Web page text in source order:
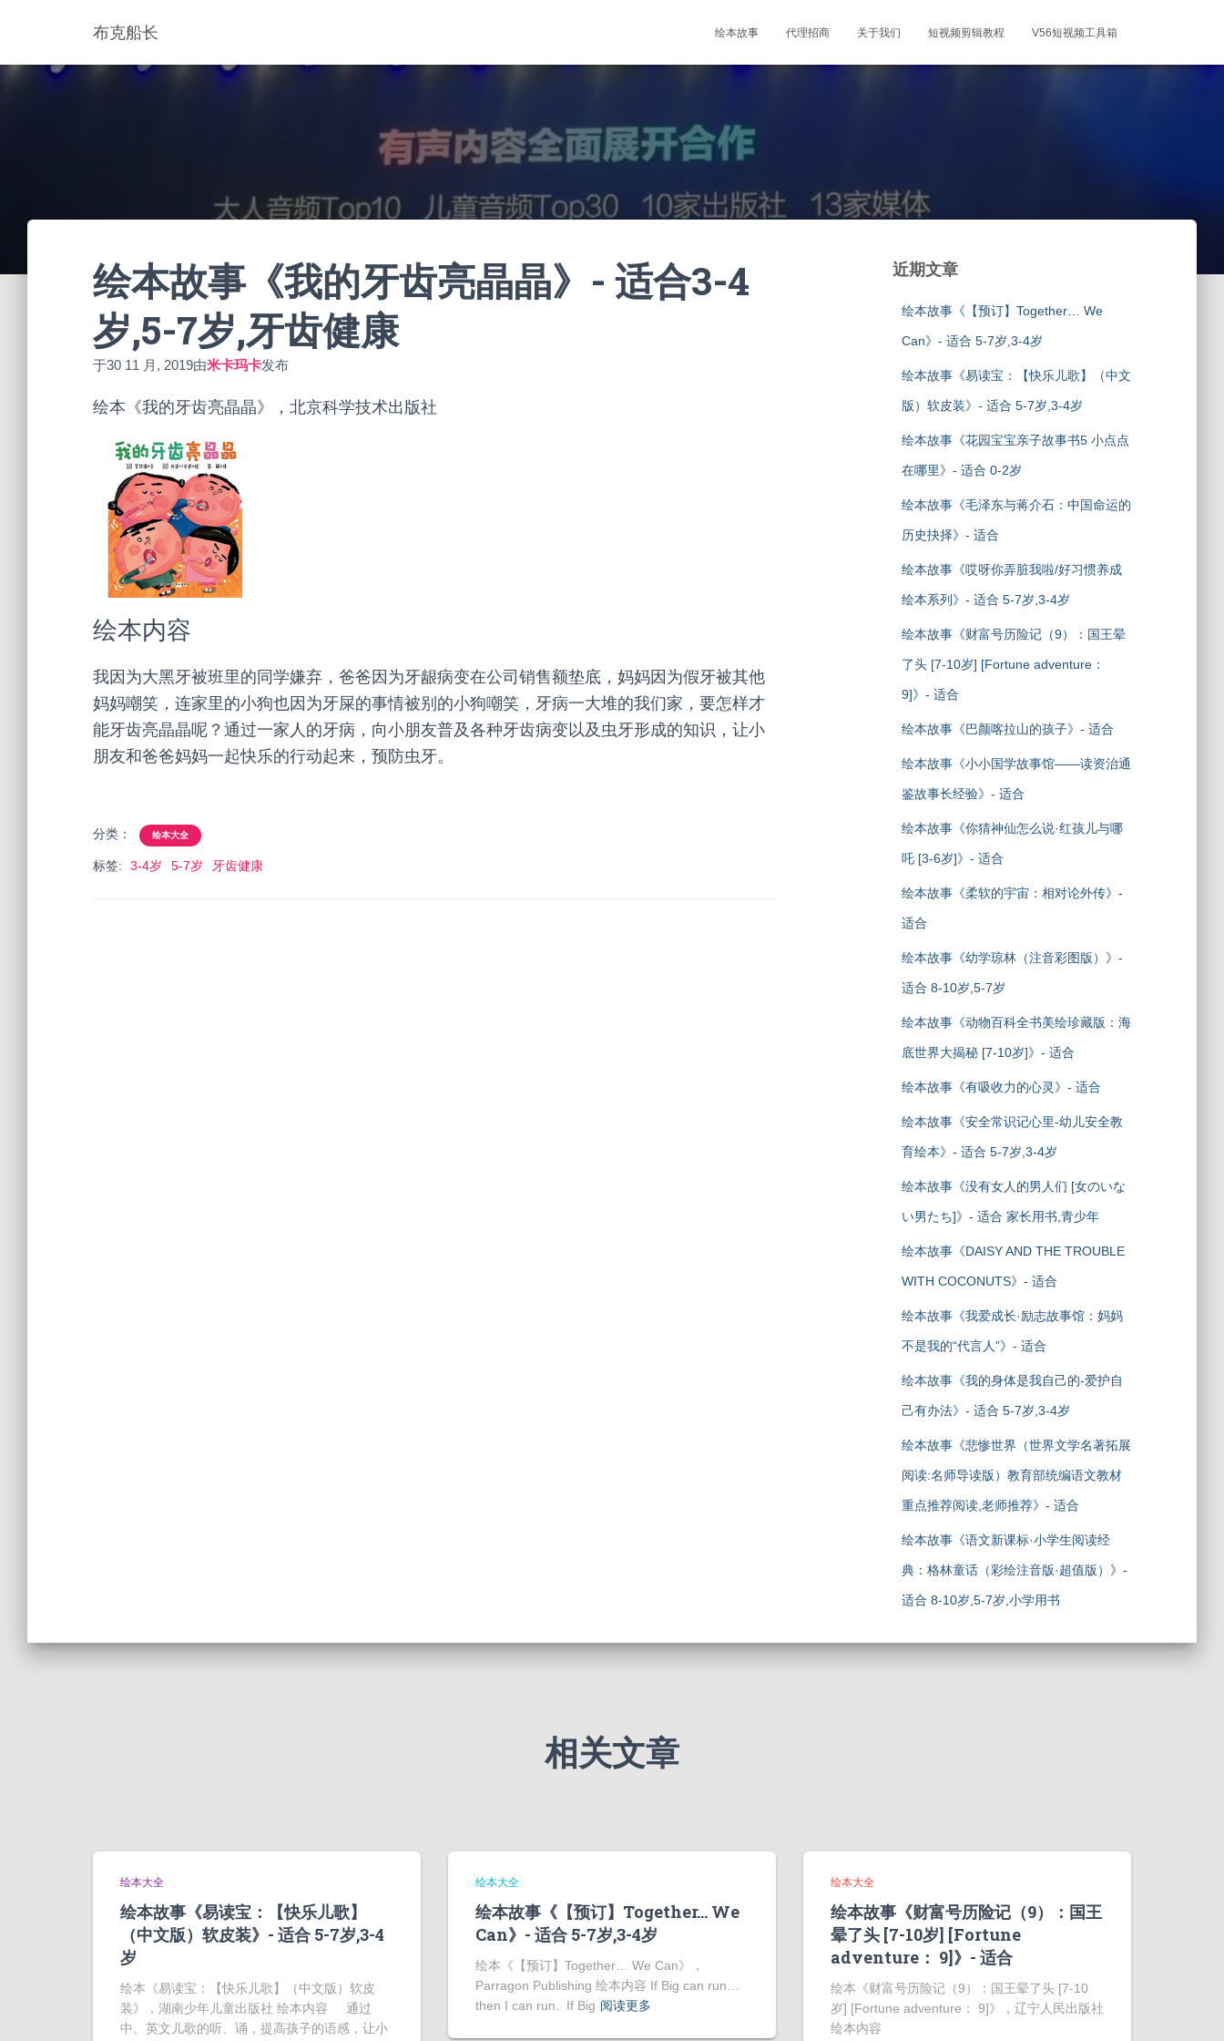
布克船长 绘本故事 代理招商 关于我们 短视频剪辑教程 V56短视频工具箱
绘本故事《我的牙齿亮晶晶》- 适合3-4
岁,5-7岁,牙齿健康
于30 11 月, 2019由米卡玛卡发布
绘本《我的牙齿亮晶晶》，北京科学技术出版社
绘本内容
我因为大黑牙被班里的同学嫌弃，爸爸因为牙龈病变在公司销售额垫底，妈妈因为假牙被其他
妈妈嘲笑，连家里的小狗也因为牙屎的事情被别的小狗嘲笑，牙病一大堆的我们家，要怎样才
能牙齿亮晶晶呢？通过一家人的牙病，向小朋友普及各种牙齿病变以及虫牙形成的知识，让小
朋友和爸爸妈妈一起快乐的行动起来，预防虫牙。
分类： 绘本大全
标签: 3-4岁 5-7岁 牙齿健康
近期文章
绘本故事《【预订】Together… We
Can》- 适合 5-7岁,3-4岁
绘本故事《易读宝：【快乐儿歌】（中文
版）软皮装》- 适合 5-7岁,3-4岁
绘本故事《花园宝宝亲子故事书5 小点点
在哪里》- 适合 0-2岁
绘本故事《毛泽东与蒋介石：中国命运的
历史抉择》- 适合
绘本故事《哎呀你弄脏我啦/好习惯养成
绘本系列》- 适合 5-7岁,3-4岁
绘本故事《财富号历险记（9）：国王晕
了头 [7-10岁] [Fortune adventure：
9]》- 适合
绘本故事《巴颜喀拉山的孩子》- 适合
绘本故事《小小国学故事馆——读资治通
鉴故事长经验》- 适合
绘本故事《你猜神仙怎么说·红孩儿与哪
吒 [3-6岁]》- 适合
绘本故事《柔软的宇宙：相对论外传》-
适合
绘本故事《幼学琼林（注音彩图版）》-
适合 8-10岁,5-7岁
绘本故事《动物百科全书美绘珍藏版：海
底世界大揭秘 [7-10岁]》- 适合
绘本故事《有吸收力的心灵》- 适合
绘本故事《安全常识记心里-幼儿安全教
育绘本》- 适合 5-7岁,3-4岁
绘本故事《没有女人的男人们 [女のいな
い男たち]》- 适合 家长用书,青少年
绘本故事《DAISY AND THE TROUBLE
WITH COCONUTS》- 适合
绘本故事《我爱成长·励志故事馆：妈妈
不是我的“代言人”》- 适合
绘本故事《我的身体是我自己的-爱护自
己有办法》- 适合 5-7岁,3-4岁
绘本故事《悲惨世界（世界文学名著拓展
阅读:名师导读版）教育部统编语文教材
重点推荐阅读,老师推荐》- 适合
绘本故事《语文新课标·小学生阅读经
典：格林童话（彩绘注音版·超值版）》-
适合 8-10岁,5-7岁,小学用书
相关文章
绘本大全
绘本故事《易读宝：【快乐儿歌】
（中文版）软皮装》- 适合 5-7岁,3-4
岁
绘本《易读宝：【快乐儿歌】（中文版）软皮
装》，湖南少年儿童出版社 绘本内容 通过
中、英文儿歌的听、诵，提高孩子的语感，让小
绘本大全
绘本故事《【预订】Together… We
Can》- 适合 5-7岁,3-4岁
绘本《【预订】Together… We Can》，
Parragon Publishing 绘本内容 If Big can run…
then I can run. If Big 阅读更多
绘本大全
绘本故事《财富号历险记（9）：国王
晕了头 [7-10岁] [Fortune
adventure： 9]》- 适合
绘本《财富号历险记（9）：国王晕了头 [7-10
岁] [Fortune adventure： 9]》，辽宁人民出版社
绘本内容